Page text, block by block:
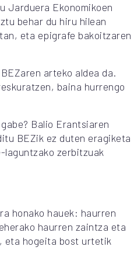
Jarduera Ekonomikoen
behar du hiru hilean
eta epigrafe bakoitzaren
arteko aldea da.
baina hurrengo
Balio Erantsiaren
BEZik ez duten eragiketa
zerbitzuak
honako hauek: haurren
haurren zaintza eta
eta hogeita bost urtetik